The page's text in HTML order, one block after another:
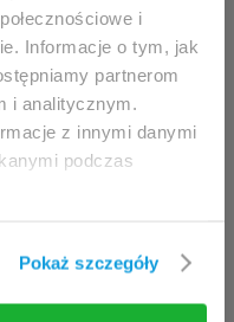
i
Informacje o tym, jak
partnerom
i analitycznym.
z innymi danymi
podczas
Pokaż szczegóły
dla klinicystów
służby
niniejszym